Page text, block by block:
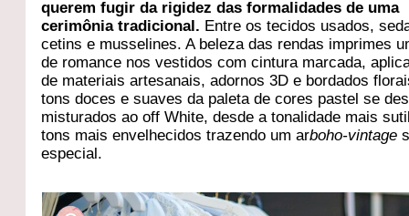
querem fugir da rigidez das formalidades de uma
cerimônia tradicional. Entre os tecidos usados,
cetins e musselines. A beleza das rendas imprimes
de romance nos vestidos com cintura marcada,
de materiais artesanais, adornos 3D e bordados
tons doces e suaves da paleta de cores pastel se
misturados ao off White, desde a tonalidade mais
tons mais envelhecidos trazendo um arboho-vintage
especial.